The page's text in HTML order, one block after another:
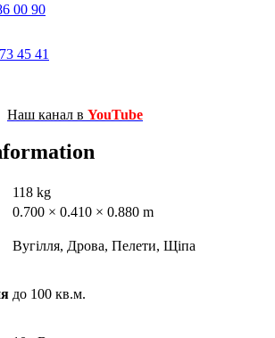
00 90
45 41
Наш канал в YouTube
118 kg
0.700 × 0.410 × 0.880 m
Вугілля, Дрова, Пелети, Щіпа
до 100 кв.м.